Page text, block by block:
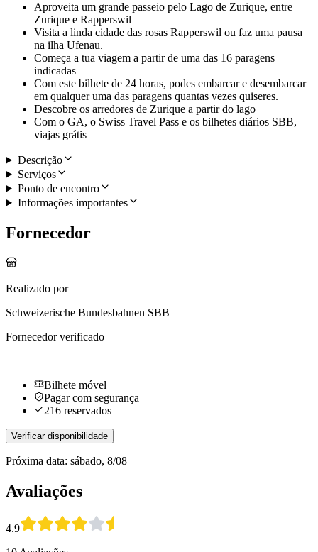
Aproveita um grande passeio pelo Lago de Zurique, entre
Zurique e Rapperswil
Visita a linda cidade das rosas Rapperswil ou faz uma pausa
na ilha Ufenau.
Começa a tua viagem a partir de uma das 16 paragens
indicadas
Com este bilhete de 24 horas, podes embarcar e desembarcar
em qualquer uma das paragens quantas vezes quiseres.
Descobre os arredores de Zurique a partir do lago
Com o GA, o Swiss Travel Pass e os bilhetes diários SBB,
viajas grátis
Descrição
Serviços
Ponto de encontro
Informações importantes
Fornecedor
Realizado por
Schweizerische Bundesbahnen SBB
Fornecedor verificado
Bilhete móvel
Pagar com segurança
216 reservados
Verificar disponibilidade
Próxima data: sábado, 8/08
Avaliações
4.9